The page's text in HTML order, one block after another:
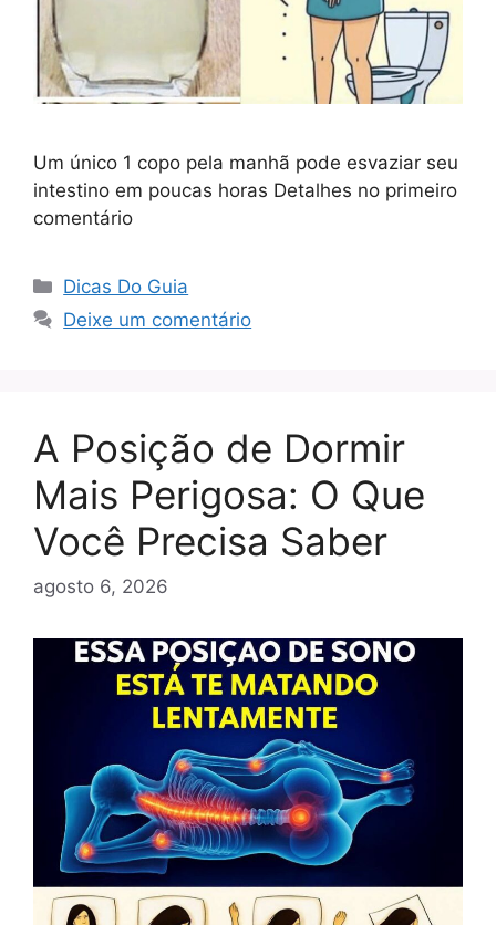
Um único 1 copo pela manhã pode esvaziar seu
intestino em poucas horas Detalhes no primeiro
comentário
Categorias
Dicas Do Guia
Deixe um comentário
A Posição de Dormir
Mais Perigosa: O Que
Você Precisa Saber
agosto 6, 2026